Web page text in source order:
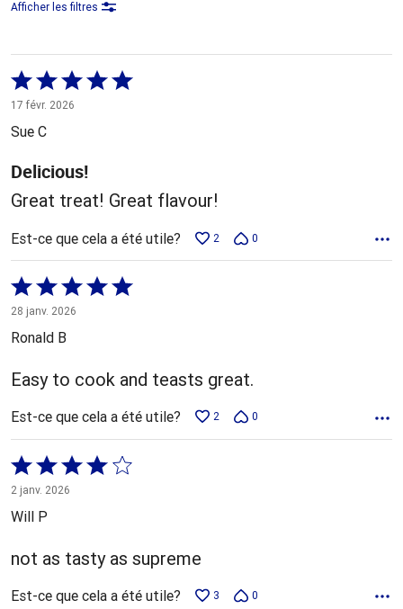
Afficher les filtres
Coté
5 sur
5
17 févr. 2026
Sue C
Delicious!
Great treat! Great flavour!
Est-ce que cela a été utile? 2 0
Coté
5 sur
5
28 janv. 2026
Ronald B
Easy to cook and teasts great.
Est-ce que cela a été utile? 2 0
Coté
4 sur
5
2 janv. 2026
Will P
not as tasty as supreme
Est-ce que cela a été utile? 3 0